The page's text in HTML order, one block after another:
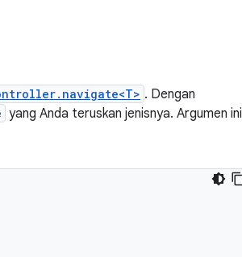
. Dengan
yang Anda teruskan jenisnya. Argumen ini